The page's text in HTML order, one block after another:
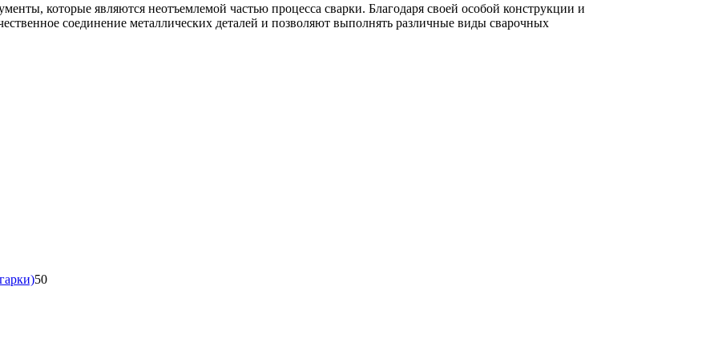
соединение металлических деталей и позволяют выполнять различные виды сварочных
5050